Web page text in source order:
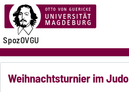
SpozOVGU
Weihnachtsturnier im Judo